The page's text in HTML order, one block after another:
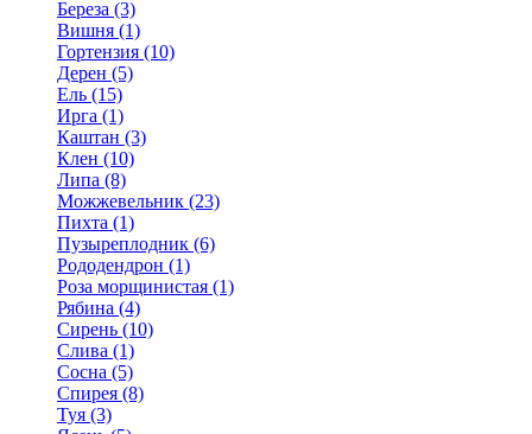
Береза (3)
Вишня (1)
Гортензия (10)
Дерен (5)
Ель (15)
Ирга (1)
Каштан (3)
Клен (10)
Липа (8)
Можжевельник (23)
Пихта (1)
Пузыреплодник (6)
Рододендрон (1)
Роза морщинистая (1)
Рябина (4)
Сирень (10)
Слива (1)
Сосна (5)
Спирея (8)
Туя (3)